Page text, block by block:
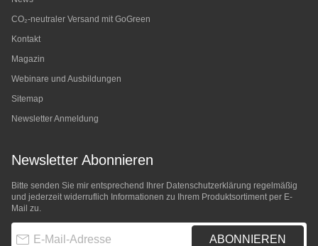
CO₂-neutraler Versand mit GoGreen
Kontakt
Magazin
Webinare und Ausbildungen
Sitemap
Newsletter Anmeldung
Newsletter Abonnieren
Bitte senden Sie mir entsprechend Ihrer Datenschutzerklärung regelmäßig
und jederzeit widerruflich Informationen zu Ihrem Produktsortiment per E-
Mail zu.
ABONNIEREN